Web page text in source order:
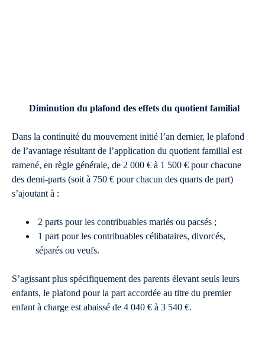
Diminution du plafond des effets du quotient familial
Dans la continuité du mouvement initié l’an dernier, le plafond
de l’avantage résultant de l’application du quotient familial est
ramené, en règle générale, de 2 000 € à 1 500 € pour chacune
des demi-parts (soit à 750 € pour chacun des quarts de part)
s’ajoutant à :
2 parts pour les contribuables mariés ou pacsés ;
1 part pour les contribuables célibataires, divorcés,
séparés ou veufs.
S’agissant plus spécifiquement des parents élevant seuls leurs
enfants, le plafond pour la part accordée au titre du premier
enfant à charge est abaissé de 4 040 € à 3 540 €.